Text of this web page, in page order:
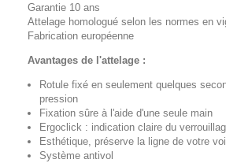
Garantie 10 ans
Attelage homologué selon les normes en
Fabrication européenne
Avantages de l'attelage :
Rotule fixé en seulement quelques
pression
Fixation sûre à l'aide d'une seule main
Ergoclick : indication claire du
Esthétique, préserve la ligne de votre
Système antivol